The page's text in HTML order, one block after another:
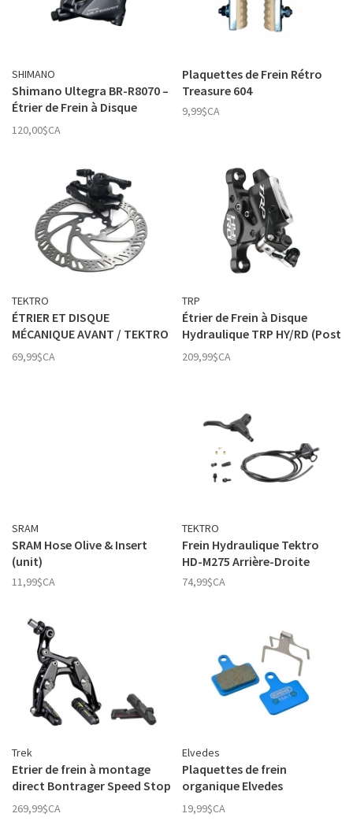
SHIMANO
Shimano Ultegra BR-R8070 –
Étrier de Frein à Disque
Avant / Arrière (Unité)
120,00$CA
Plaquettes de Frein Rétro
Treasure 604
9,99$CA
TEKTRO
ÉTRIER ET DISQUE
MÉCANIQUE AVANT / TEKTRO
AQUILA 10 /160MM
69,99$CA
TRP
Étrier de Frein à Disque
Hydraulique TRP HY/RD (Post
mount)
209,99$CA
SRAM
SRAM Hose Olive & Insert
(unit)
11,99$CA
TEKTRO
Frein Hydraulique Tektro
HD-M275 Arrière-Droite
74,99$CA
Trek
Etrier de frein à montage
direct Bontrager Speed Stop
Pro
269,99$CA
Elvedes
Plaquettes de frein
organique Elvedes
compatibles Shimano et
19,99$CA